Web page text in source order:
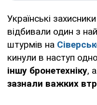
Українські
відбивали один з
штурмів на
кинули в наступ
іншу бронетехніку,
зазнали важких